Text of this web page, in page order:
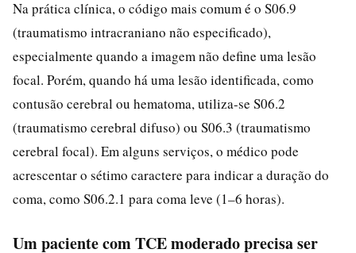
Na prática clínica, o código mais comum é o S06.9
(traumatismo intracraniano não especificado),
especialmente quando a imagem não define uma lesão
focal. Porém, quando há uma lesão identificada, como
contusão cerebral ou hematoma, utiliza-se S06.2
(traumatismo cerebral difuso) ou S06.3 (traumatismo
cerebral focal). Em alguns serviços, o médico pode
acrescentar o sétimo caractere para indicar a duração do
coma, como S06.2.1 para coma leve (1–6 horas).
Um paciente com TCE moderado precisa ser